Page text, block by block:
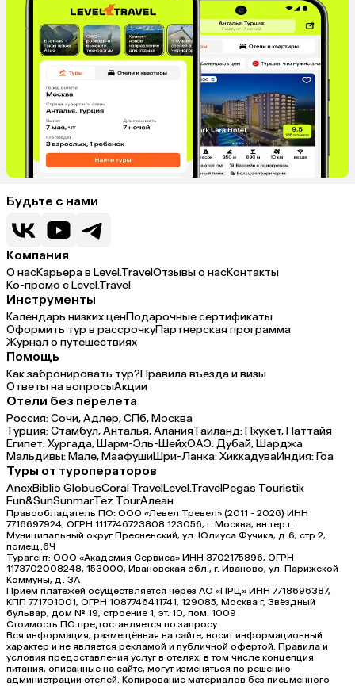
Будьте с нами
Компания
О насКарьера в Level.TravelОтзывы о насКонтакты
Ко-промо с Level.Travel
Инструменты
Календарь низких ценПодарочные сертификаты
Оформить тур в рассрочкуПартнерская программа
Журнал о путешествиях
Помощь
Как забронировать тур?Правила въезда и визы
Ответы на вопросыАкции
Отели без перелета
Россия:Сочи,Адлер,СПб,Москва
Турция:Стамбул,Анталья,АланияТаиланд:Пхукет,Паттайя
Египет:Хургада,Шарм-Эль-ШейхОАЭ:Дубай,Шарджа
Мальдивы:Мале,МаафушиШри-Ланка:ХиккадуваИндия:Гоа
Туры от туроператоров
AnexBiblio GlobusCoral TravelLevel.TravelPegas Touristik
Fun&SunSunmarTez TourАлеан
Правообладатель ПО: ООО «Левел Тревел» (2011 - 2026) ИНН
7716697924, ОГРН 1117746723808 123056, г. Москва, вн.тер.г.
Муниципальный округ Пресненский, ул. Юлиуса Фучика, д.6, стр.2,
помещ.6Ч
Турагент: ООО «Академия Сервиса» ИНН 3702175896, ОГРН
1173702008248, 153000, Ивановская обл., г. Иваново, ул. Парижской
Коммуны, д. ЗА
Прием платежей осуществляется через АО «ПРЦ» ИНН 7718696387,
КПП 771701001, ОГРН 1087746411741, 129085, Москва г, Звёздный
бульвар, дом № 19, строение 1, эт. 10, пом. 1009
Стоимость ПО предоставляется по запросу
Вся информация, размещённая на сайте, носит информационный
характер и не является рекламой и публичной офертой. Правила и
условия предоставления услуг в отелях, в том числе концепция
питания, описанные на сайте, могут изменяться по решению
администрации отелей. Копирование материалов без письменного